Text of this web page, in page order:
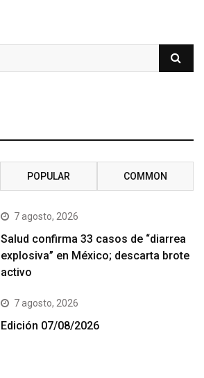
POPULAR COMMON
7 agosto, 2026
Salud confirma 33 casos de “diarrea
explosiva” en México; descarta brote
activo
7 agosto, 2026
Edición 07/08/2026